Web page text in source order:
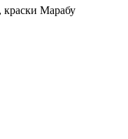
краски Марабу